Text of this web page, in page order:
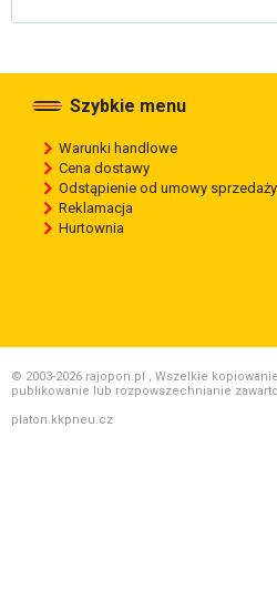
Szybkie menu
Warunki handlowe
Cena dostawy
Odstąpienie od umowy sprzedaży
Reklamacja
Hurtownia
© 2003-2026 rajopon.pl , Wszelkie
publikowanie lub rozpowszechnianie
platon.kkpneu.cz